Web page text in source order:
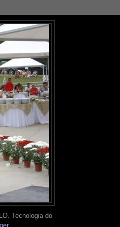
Tecnologia do
.